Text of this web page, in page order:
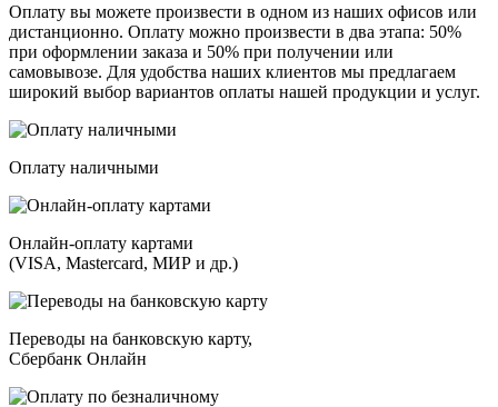
Оплату вы можете произвести в одном из наших офисов или
дистанционно. Оплату можно произвести в два этапа: 50%
при оформлении заказа и 50% при получении или
самовывозе. Для удобства наших клиентов мы предлагаем
широкий выбор вариантов оплаты нашей продукции и услуг.
Оплату наличными
Онлайн-оплату картами
(VISA, Mastercard, МИР и др.)
Переводы на банковскую карту,
Сбербанк Онлайн